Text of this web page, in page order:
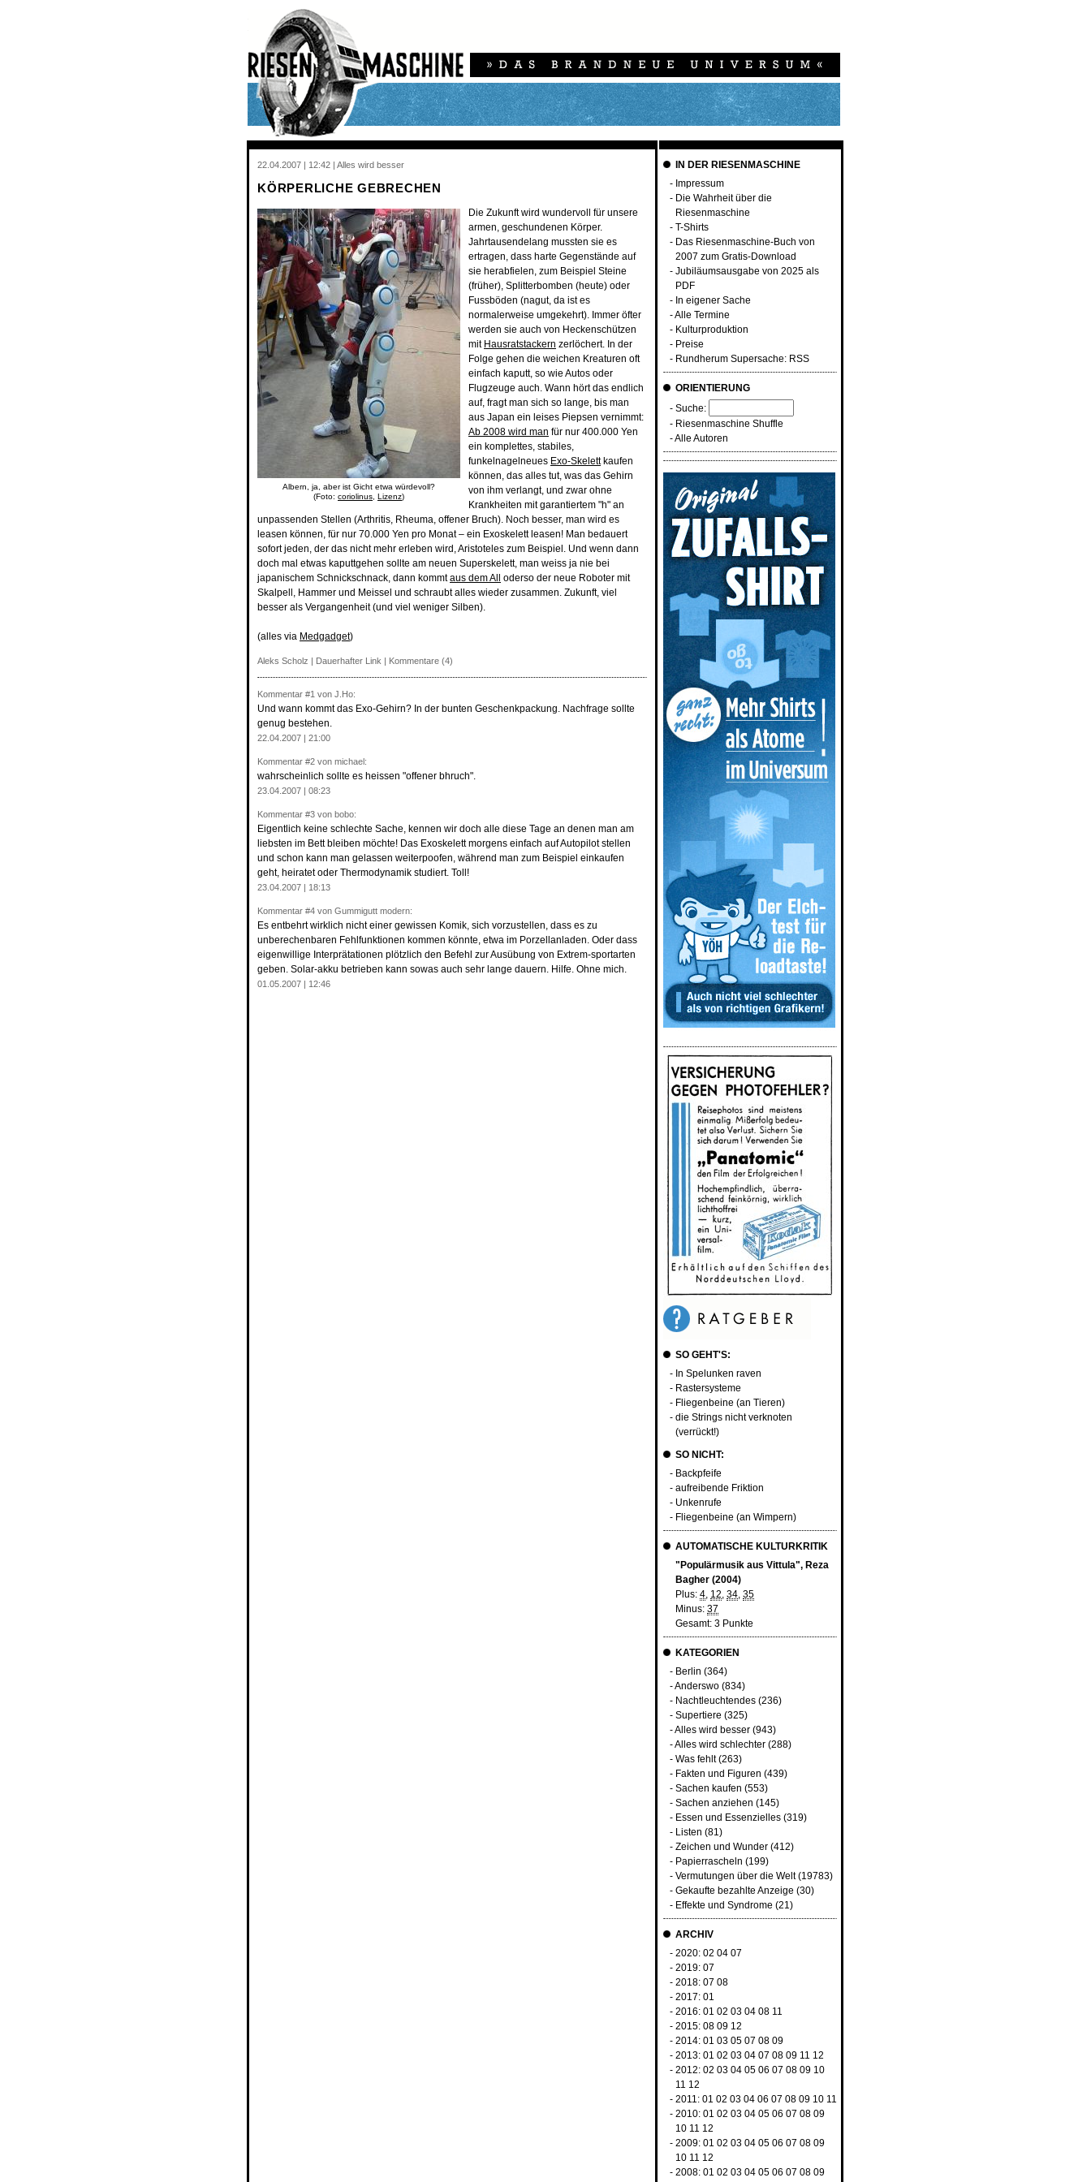
22.04.2007 | 12:42 | Alles wird besser
KÖRPERLICHE GEBRECHEN
Albern, ja, aber ist Gicht etwa würdevoll?
(Foto: coriolinus Lizenz)
Die Zukunft wird wundervoll für unsere
armen, geschundenen Körper.
Jahrtausendelang mussten sie es
ertragen, dass harte Gegenstände auf
sie herabfielen, zum Beispiel Steine
(früher), Splitterbomben (heute) oder
Fussböden (nagut, da ist es
normalerweise umgekehrt). Immer öfter
werden sie auch von Heckenschützen
mit Hausratstackern zerlöchert. In der
Folge gehen die weichen Kreaturen oft
einfach kaputt, so wie Autos oder
Flugzeuge auch. Wann hört das endlich
auf, fragt man sich so lange, bis man
aus Japan ein leises Piepsen vernimmt:
Ab 2008 wird man für nur 400.000 Yen
ein komplettes, stabiles,
funkelnagelneues Exo-Skelettkaufen
können, das alles tut, was das Gehirn
von ihm verlangt, und zwar ohne
Krankheiten mit garantiertem "h" an
unpassenden Stellen (Arthritis, Rheuma, offener Bruch). Noch besser, man wird es
leasen können, für nur 70.000 Yen pro Monat – ein Exoskelett leasen! Man bedauert
sofort jeden, der das nicht mehr erleben wird, Aristoteles zum Beispiel. Und wenn dann
doch mal etwas kaputtgehen sollte am neuen Superskelett, man weiss ja nie bei
japanischem Schnickschnack, dann kommtaus dem All
oderso der neue Roboter mit
Skalpell, Hammer und Meissel und schraubt alles wieder zusammen. Zukunft, viel
besser als Vergangenheit (und viel weniger Silben).
(alles via Medgadget)
Aleks Scholz | Dauerhafter Link | Kommentare (4)
Kommentar #1 von J.Ho:
Und wann kommt das Exo-Gehirn? In der bunten Geschenkpackung. Nachfrage sollte
genug bestehen.
22.04.2007 | 21:00
Kommentar #2 von michael:
wahrscheinlich sollte es heissen "offener bhruch".
23.04.2007 | 08:23
Kommentar #3 von bobo:
Eigentlich keine schlechte Sache, kennen wir doch alle diese Tage an denen man am
liebsten im Bett bleiben möchte! Das Exoskelett morgens einfach auf Autopilot stellen
und schon kann man gelassen weiterpoofen, während man zum Beispiel einkaufen
geht, heiratet oder Thermodynamik studiert. Toll!
23.04.2007 | 18:13
Kommentar #4 von Gummigutt modern:
Es entbehrt wirklich nicht einer gewissen Komik, sich vorzustellen, dass es zu
unberechenbaren Fehlfunktionen kommen könnte, etwa im Porzellanladen. Oder dass
eigenwillige Interprätationen plötzlich den Befehl zur Ausübung von Extrem-sportarten
geben. Solar-akku betrieben kann sowas auch sehr lange dauern. Hilfe. Ohne mich.
01.05.2007 | 12:46
IN DER RIESENMASCHINE
- Impressum
- Die Wahrheit über die
Riesenmaschine
- T-Shirts
- Das Riesenmaschine-Buch von
2007 zum Gratis-Download
- Jubiläumsausgabe von 2025 als
PDF
- In eigener Sache
-Alle Termine
- Kulturproduktion
- Preise
- Rundherum Supersache: RSS
ORIENTIERUNG
- Suche:
- Riesenmaschine Shuffle
-Alle Autoren
SO GEHT'S:
- In Spelunken raven
- Rastersysteme
- Fliegenbeine (an Tieren)
- die Strings nicht verknoten
(verrückt!)
SO NICHT:
- Backpfeife
- aufreibende Friktion
- Unkenrufe
- Fliegenbeine (an Wimpern)
AUTOMATISCHE KULTURKRITIK
"Populärmusik aus Vittula", Reza
Bagher (2004)
Plus: 4, 12, 34, 35
Minus: 37
Gesamt: 3 Punkte
KATEGORIEN
- Berlin (364)
-Anderswo(834)
- Nachtleuchtendes(236)
- Supertiere (325)
-Alles wird besser(943)
-Alles wird schlechter(288)
- Was fehlt(263)
- Fakten und Figuren (439)
- Sachen kaufen (553)
- Sachen anziehen (145)
- Essen und Essenzielles(319)
- Listen (81)
- Zeichen und Wunder(412)
- Papierrascheln (199)
- Vermutungen über die Welt(19783)
- Gekaufte bezahlte Anzeige (30)
- Effekte und Syndrome (21)
ARCHIV
- 2020: 02 04 07
- 2019: 07
- 2018: 07 08
- 2017: 01
- 2016: 01 02 03 04 08 11
- 2015: 08 09 12
- 2014: 01 03 05 07 08 09
- 2013: 01 02 03 04 07 08 09 11 12
- 2012: 02 03 04 05 06 07 08 09 10
11 12
- 2011: 01 02 03 04 06 07 08 09 10 11
- 2010: 01 02 03 04 05 06 07 08 09
10 11 12
- 2009: 01 02 03 04 05 06 07 08 09
10 11 12
- 2008: 01 02 03 04 05 06 07 08 09